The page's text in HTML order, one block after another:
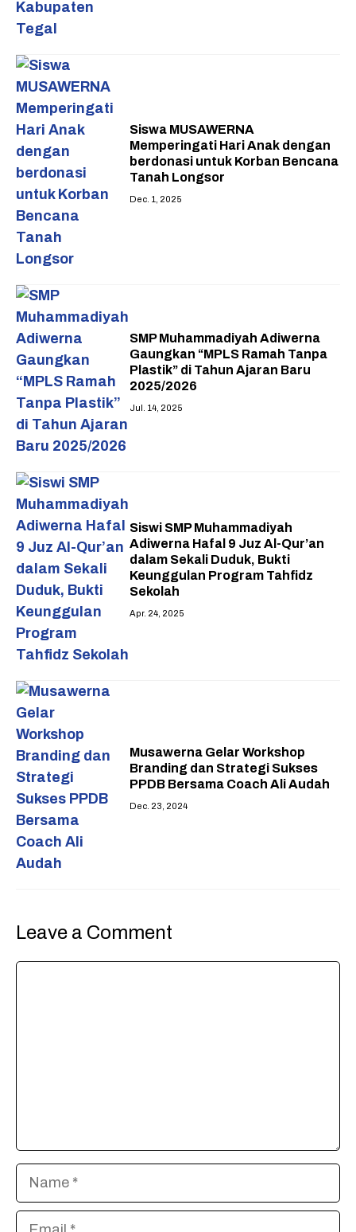
Siswa MUSAWERNA
Memperingati Hari Anak dengan
berdonasi untuk Korban Bencana
Tanah Longsor
Dec. 1, 2025
SMP Muhammadiyah Adiwerna
Gaungkan “MPLS Ramah Tanpa
Plastik” di Tahun Ajaran Baru
2025/2026
Jul. 14, 2025
Siswi SMP Muhammadiyah
Adiwerna Hafal 9 Juz Al-Qur’an
dalam Sekali Duduk, Bukti
Keunggulan Program Tahfidz
Sekolah
Apr. 24, 2025
Musawerna Gelar Workshop
Branding dan Strategi Sukses
PPDB Bersama Coach Ali Audah
Dec. 23, 2024
Leave a Comment
Comment
Name
Email